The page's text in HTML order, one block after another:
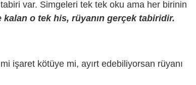
var. Simgeleri tek tek oku ama her birinin
o tek his, rüyanın gerçek tabiridir.
işaret kötüye mi, ayırt edebiliyorsan rüyanı